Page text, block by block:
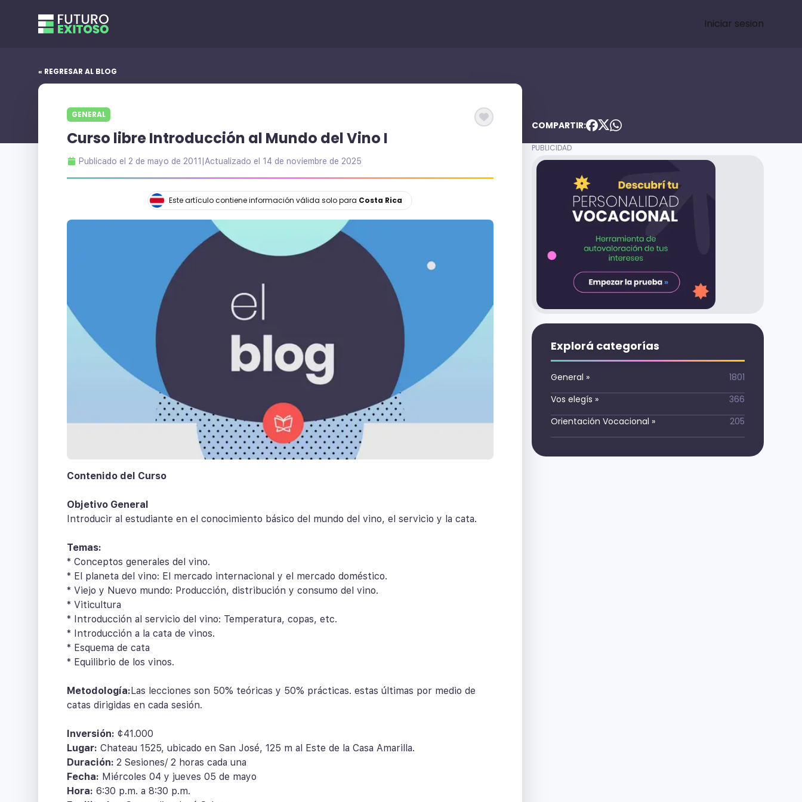
Iniciar sesion
« REGRESAR AL BLOG
GENERAL
Curso libre Introducción al Mundo del Vino I
Publicado el 2 de mayo de 2011 Actualizado el 14 de noviembre de 2025
Este artículo contiene información válida solo para Costa Rica
Contenido del Curso
Objetivo General
Introducir al estudiante en el conocimiento básico del mundo del vino, el servicio y la cata.
Temas:
* Conceptos generales del vino.
* El planeta del vino: El mercado internacional y el mercado doméstico.
* Viejo y Nuevo mundo: Producción, distribución y consumo del vino.
* Viticultura
* Introducción al servicio del vino: Temperatura, copas, etc.
* Introducción a la cata de vinos.
* Esquema de cata
* Equilibrio de los vinos.
Metodología:Las lecciones son 50% teóricas y 50% prácticas. estas últimas por medio de
catas dirigidas en cada sesión.
Inversión: ¢41.000
Lugar: Chateau 1525, ubicado en San José, 125 m al Este de la Casa Amarilla.
Duración: 2 Sesiones/ 2 horas cada una
Fecha: Miércoles 04 y jueves 05 de mayo
Hora: 6:30 p.m. a 8:30 p.m.
COMPARTIR:
Explorá categorías
General »
1801
Vos elegís »
366
Orientación Vocacional » 205